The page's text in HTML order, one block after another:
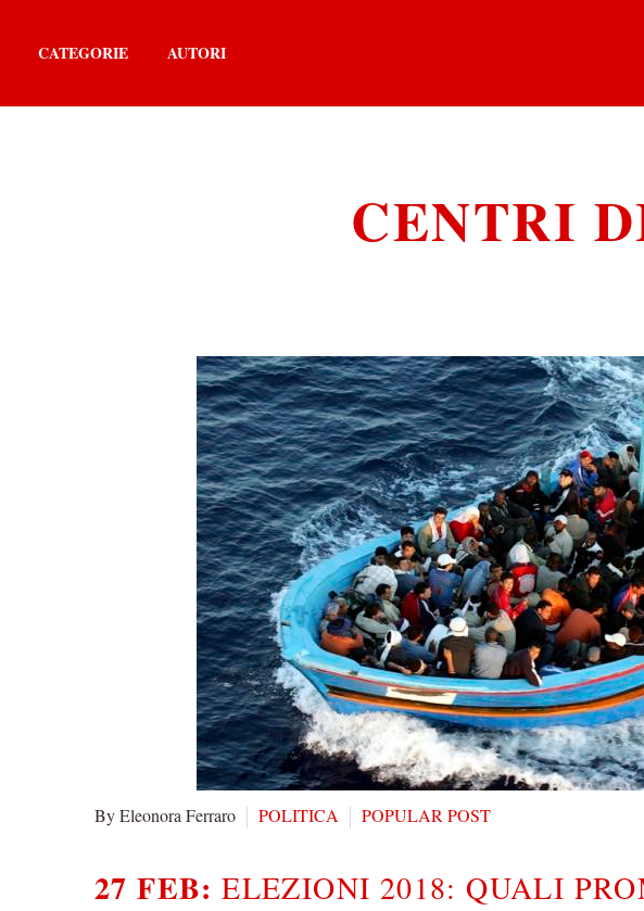
CATEGORIE AUTORI
CENTRI
By Eleonora Ferraro POLITICA POPULAR POST
27 FEB:ELEZIONI 2018: QUALI